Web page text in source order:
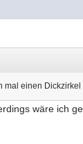
mal einen Dickzirkel
wäre ich